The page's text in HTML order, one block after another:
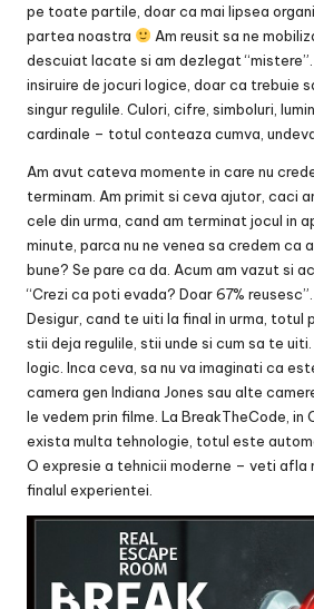
pe toate partile, doar ca mai lipsea
partea noastra
Am reusit sa ne
descuiat lacate si am dezlegat
insiruire de jocuri logice, doar ca trebuie
singur regulile. Culori, cifre, simboluri,
cardinale – totul conteaza cumva,
Am avut cateva momente in care nu
terminam. Am primit si ceva ajutor, caci
cele din urma, cand am terminat jocul in
minute, parca nu ne venea sa credem ca
bune? Se pare ca da. Acum am vazut si
“Crezi ca poti evada? Doar 67% reusesc”.
Desigur, cand te uiti la final in urma, totul
stii deja regulile, stii unde si cum sa te
logic. Inca ceva, sa nu va imaginati ca
camera gen Indiana Jones sau alte
le vedem prin filme. La BreakTheCode, in
exista multa tehnologie, totul este
O expresie a tehnicii moderne – veti afla
finalul experientei.